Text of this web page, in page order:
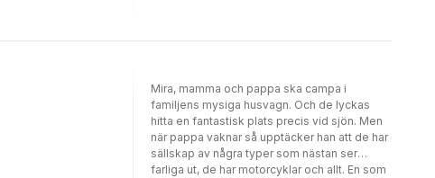
Mira, mamma och pappa ska campa i
familjens mysiga husvagn. Och de lyckas
hitta en fantastisk plats precis vid sjön. Men
när pappa vaknar så upptäcker han att de har
sällskap av några typer som nästan ser
farliga ut, de har motorcyklar och allt. En som